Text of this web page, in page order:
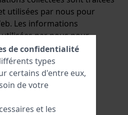
utilisées par nous pour
Les informations
par nous pour
que personne.
l'enquête
de confidentialité
types
certains d'entre eux,
de votre
et les